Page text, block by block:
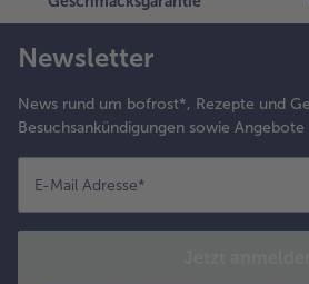
Newsletter
News rund um bofrost*, Rezepte und
Besuchsankündigungen sowie Angebote
E-Mail Adresse*